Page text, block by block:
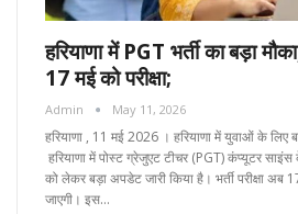
हरियाणा में PGT भर्ती का बड़ा
17 मई को परीक्षा;
Admin May 11, 2026
हरियाणा , 11 मई 2026 । हरियाणा में युवाओं के
हरियाणा में पोस्ट ग्रेजुएट टीचर (PGT) कंप्यूटर साइंस
को लेकर बड़ा अपडेट जारी किया है। भर्ती परीक्षा
जाएगी। इस…